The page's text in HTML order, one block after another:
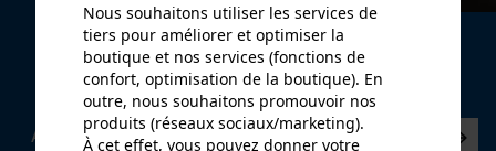
Newsletter
Abonnez-vous maintenant à la newsletter
Nous souhaitons utiliser les services de
tiers pour améliorer et optimiser la
boutique et nos services (fonctions de
confort, optimisation de la boutique). En
outre, nous souhaitons promouvoir nos
produits (réseaux sociaux/marketing).
À cet effet, vous pouvez donner votre